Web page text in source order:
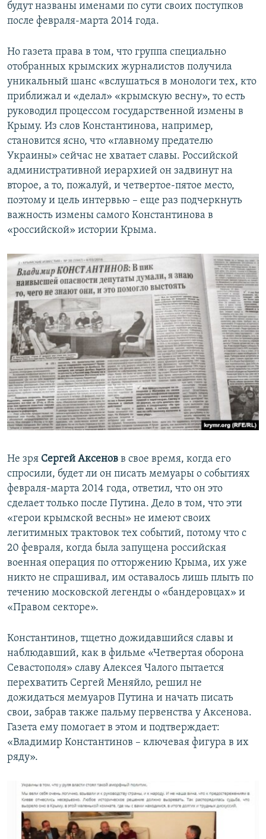
будут названы именами по сути своих поступков
после февраля-марта 2014 года.
Но газета права в том, что группа специально
отобранных крымских журналистов получила
уникальный шанс «вслушаться в монологи тех, кто
приближал и «делал» «крымскую весну», то есть
руководил процессом государственной измены в
Крыму. Из слов Константинова, например,
становится ясно, что «главному предателю
Украины» сейчас не хватает славы. Российской
административной иерархией он задвинут на
второе, а то, пожалуй, и четвертое-пятое место,
поэтому и цель интервью – еще раз подчеркнуть
важность измены самого Константинова в
«российской» истории Крыма.
Не зря Сергей Аксенов в свое время, когда его
спросили, будет ли он писать мемуары о событиях
февраля-марта 2014 года, ответил, что он это
сделает только после Путина. Дело в том, что эти
«герои крымской весны» не имеют своих
легитимных трактовок тех событий, потому что с
20 февраля, когда была запущена российская
военная операция по отторжению Крыма, их уже
никто не спрашивал, им оставалось лишь плыть по
течению московской легенды о «бандеровцах» и
«Правом секторе».
Константинов, тщетно дожидавшийся славы и
наблюдавший, как в фильме «Четвертая оборона
Севастополя» славу Алексея Чалого пытается
перехватить Сергей Меняйло, решил не
дожидаться мемуаров Путина и начать писать
свои, забрав также пальму первенства у Аксенова.
Газета ему помогает в этом и подтверждает:
«Владимир Константинов – ключевая фигура в их
ряду».